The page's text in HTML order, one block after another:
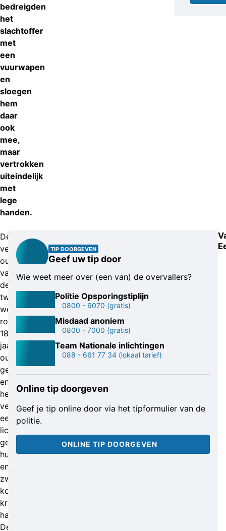
bedreigden
het
slachtoffer
met
een
vuurwapen
en
sloegen
hem
daar
ook
mee,
maar
vertrokken
uiteindelijk
met
lege
handen.
De
vermoedelijk
oudste
van
de
twee
wordt
rond
18
jaar
oud
geschat
en
heeft
vermoedelijk
een
licht
getinte
huidskleur
en
zwart,
kort,
krullend
haar.
De
TIP DOORGEVEN
Geef uw tip door
Wie weet meer over (een van) de overvallers?
Politie Opsporingstiplijn
0800 - 6070 (gratis)
Misdaad anoniem
0800 - 7000 (gratis)
Team Nationale inlichtingen
088 - 661 77 34 (lokaal tarief)
Online tip doorgeven
Geef je tip online door via het tipformulier van de
politie.
ONLINE TIP DOORGEVEN